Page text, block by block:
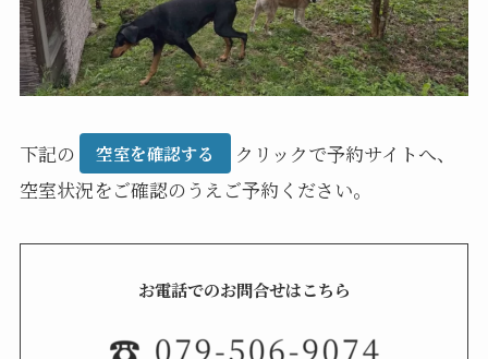
下記の 空室を確認する
クリックで予約サイトへ、
空室状況をご確認のうえご予約ください。
お電話でのお問合せはこちら